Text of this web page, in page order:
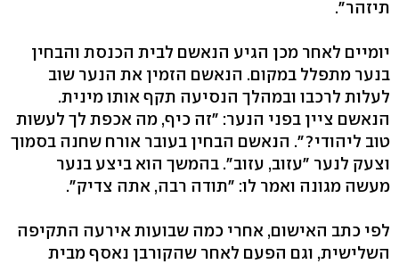
תיזהר".
יומיים לאחר מכן הגיע הנאשם לבית הכנסת והבחין
בנער מתפלל במקום. הנאשם הזמין את הנער שוב
לעלות לרכבו ובמהלך הנסיעה תקף אותו מינית.
הנאשם ציין בפני הנער: "זה כיף, מה אכפת לך לעשות
טוב ליהודי?". הנאשם הבחין בעובר אורח שחנה בסמוך
וצעק לנער "עזוב, עזוב". בהמשך הוא ביצע בנער
מעשה מגונה ואמר לו: "תודה רבה, אתה צדיק".
לפי כתב האישום, אחרי כמה שבועות אירעה התקיפה
השלישית, וגם הפעם לאחר שהקורבן נאסף מבית